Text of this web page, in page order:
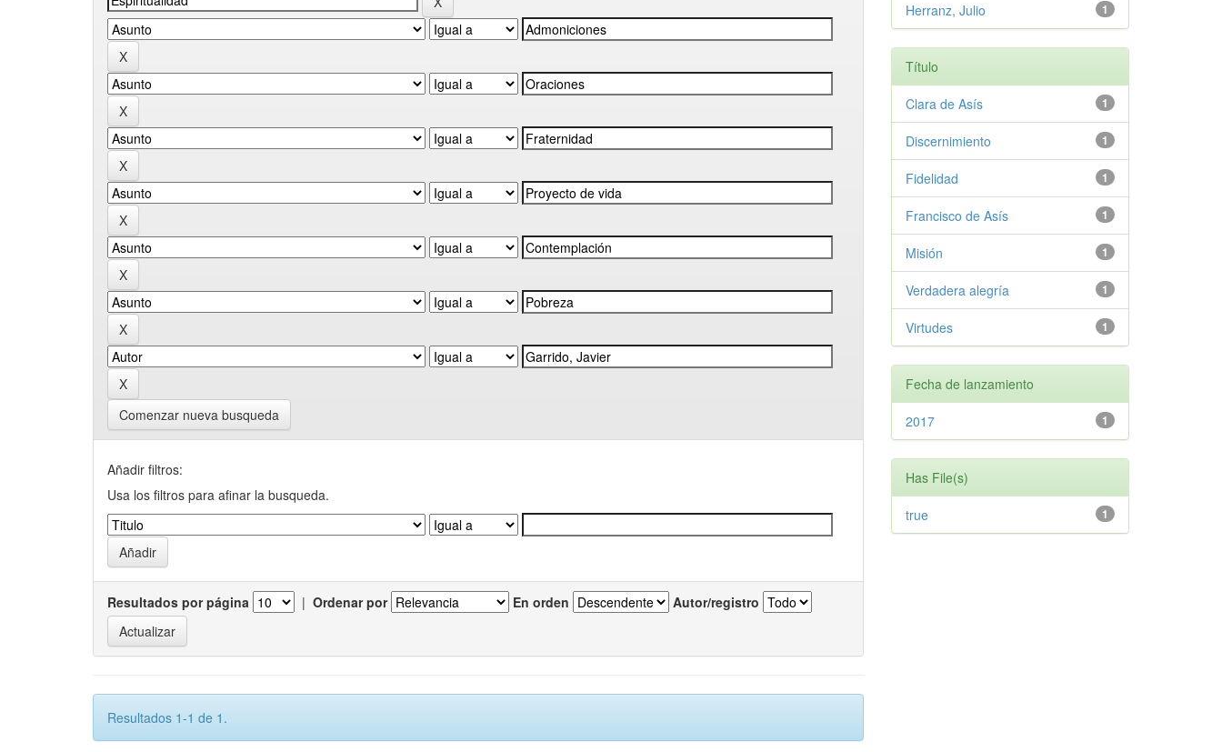
Comenzar nueva busqueda
Añadir filtros:
Usa los filtros para afinar la busqueda.
Resultados por página | Ordenar por En orden Autor/registro
Resultados 1-1 de 1.
1
Herranz, Julio
Título
1
Clara de Asís
1
Discernimiento
1
Fidelidad
1
Francisco de Asís
1
Misión
1
Verdadera alegría
1
Virtudes
Fecha de lanzamiento
1
2017
Has File(s)
1
true